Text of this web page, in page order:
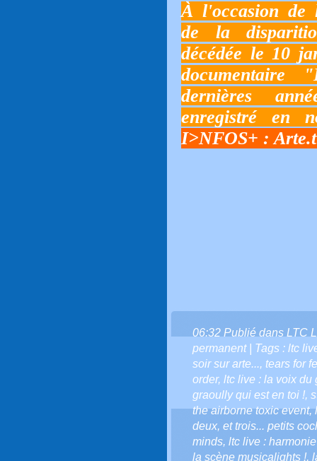
À l'occasion de
de la
décédée le 10
dernières
enregistré en
I>NFOS+ :
06:32 Publié dans LTC
permanent| Tags : ltc
soir sur arte..., tears for
order, ltc live : la voix du
graoully qui est en toi !,
the airborne toxic event,
deux, et trois... petits
minds, ltc live :
la scène musicalights !,